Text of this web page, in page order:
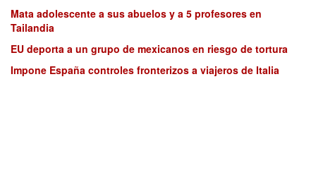
Mata adolescente a sus abuelos y a 5 profesores en
Tailandia
EU deporta a un grupo de mexicanos en riesgo de tortura
Impone España controles fronterizos a viajeros de Italia